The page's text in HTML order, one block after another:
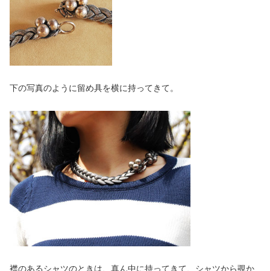
下の写真のように留め具を横に持ってきて。
襟のあるシャツのときは、真ん中に持ってきて、シャツから覗か